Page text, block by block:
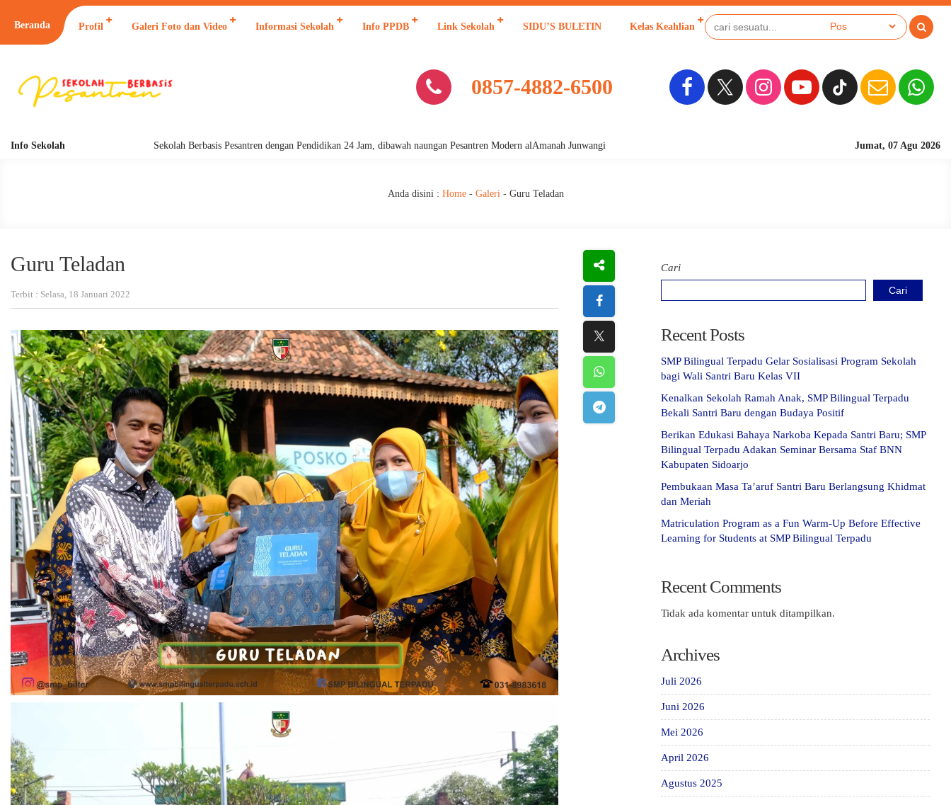
Beranda Profil Galeri Foto dan Video Informasi Sekolah Info PPDB Link Sekolah SIDU’S BULETIN Kelas Keahlian
0857-4882-6500
Info Sekolah Jumat, 07 Agu 2026
Sekolah Berbasis
Sekolah Berbasis Pesantren dengan Pendidikan 24 Jam, dibawah naungan Pesantren Modern alAmanah Junwangi
Anda disini : Home- Galeri- Guru Teladan
Guru Teladan
Terbit : Selasa, 18 Januari 2022
Cari
Cari
Recent Posts
SMP Bilingual Terpadu Gelar Sosialisasi Program Sekolah
bagi Wali Santri Baru Kelas VII
Kenalkan Sekolah Ramah Anak, SMP Bilingual Terpadu
Bekali Santri Baru dengan Budaya Positif
Berikan Edukasi Bahaya Narkoba Kepada Santri Baru; SMP
Bilingual Terpadu Adakan Seminar Bersama Staf BNN
Kabupaten Sidoarjo
Pembukaan Masa Ta’aruf Santri Baru Berlangsung Khidmat
dan Meriah
Matriculation Program as a Fun Warm-Up Before Effective
Learning for Students at SMP Bilingual Terpadu
Recent Comments
Tidak ada komentar untuk ditampilkan.
Archives
Juli 2026
Juni 2026
Mei 2026
April 2026
Agustus 2025